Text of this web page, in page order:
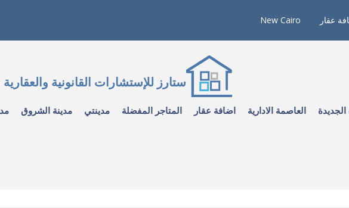
عقار New Cairo
ستارز للإستشارات القانونية والعقارية
الجديدة العاصمة الادارية اضافة عقار المتاجر المفضلة مدينتي مدينة الشروق